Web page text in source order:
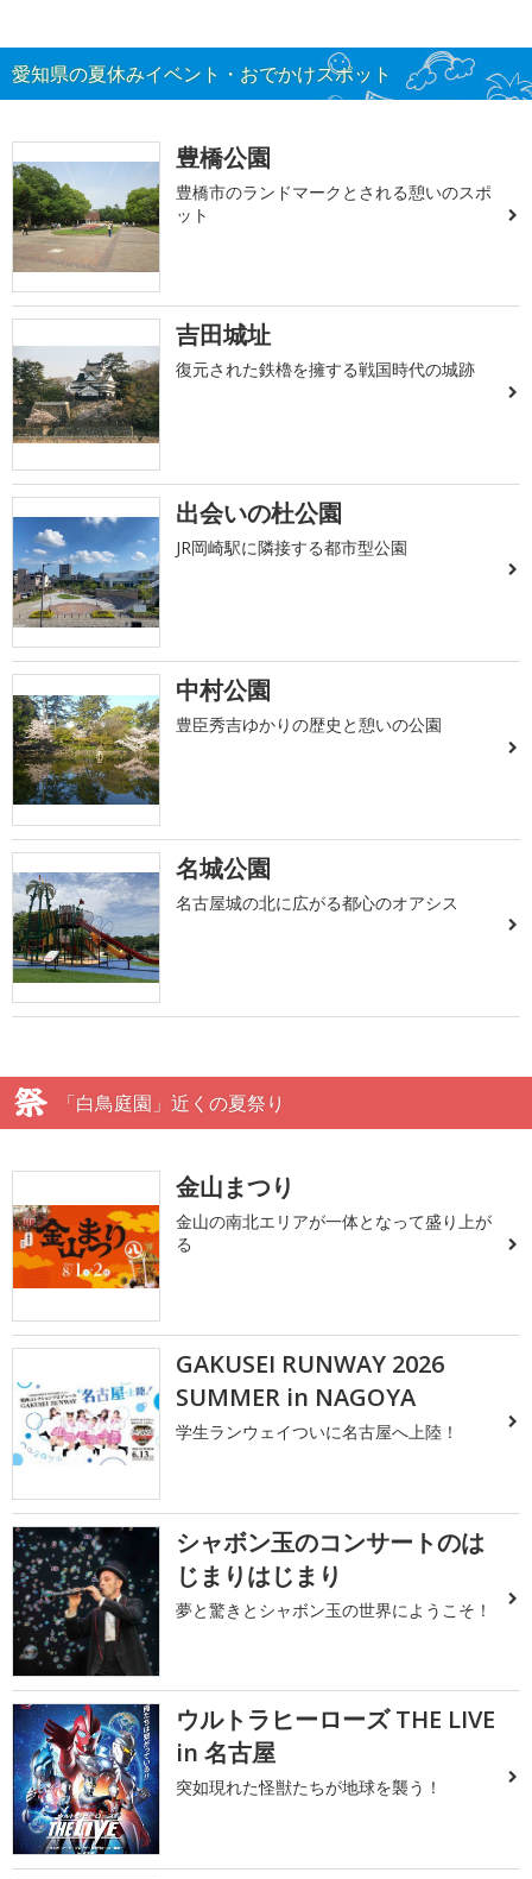
愛知県の夏休みイベント・おでかけスポット
豊橋公園
豊橋市のランドマークとされる憩いのスポ
ット
吉田城址
復元された鉄櫓を擁する戦国時代の城跡
出会いの杜公園
JR岡崎駅に隣接する都市型公園
中村公園
豊臣秀吉ゆかりの歴史と憩いの公園
名城公園
名古屋城の北に広がる都心のオアシス
「白鳥庭園」近くの夏祭り
金山まつり
金山の南北エリアが一体となって盛り上が
る
GAKUSEI RUNWAY 2026
SUMMER in NAGOYA
学生ランウェイついに名古屋へ上陸！
シャボン玉のコンサートのは
じまりはじまり
夢と驚きとシャボン玉の世界にようこそ！
ウルトラヒーローズ THE LIVE
in 名古屋
突如現れた怪獣たちが地球を襲う！